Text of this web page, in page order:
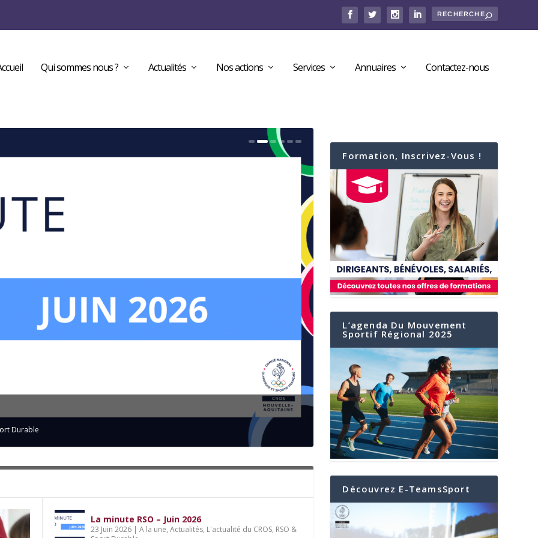
Qui sommes nous ? Actualités Nos actions Services Annuaires Contactez-nous
le CROS Nouvelle-Aquitaine lance son 1er
CROS,Sport et éducation citoyenne
Durable
La minute RSO – Juin 2026
23 Juin 2026| A la une, Actualités, L'actualité du CROS, RSO &
Formation, Inscrivez-Vous !
L’agenda Du Mouvement
Sportif Régional 2025
Découvrez E-TeamsSport